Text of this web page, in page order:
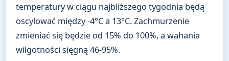
temperatury w ciągu najbliższego tygodnia będą
oscylować między -4°C a 13°C. Zachmurzenie
zmieniać się będzie od 15% do 100%, a wahania
wilgotności sięgną 46-95%.